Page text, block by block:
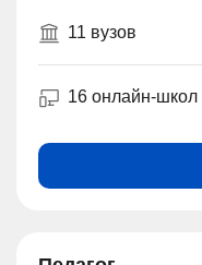
11 вузов
16 онлайн-школ